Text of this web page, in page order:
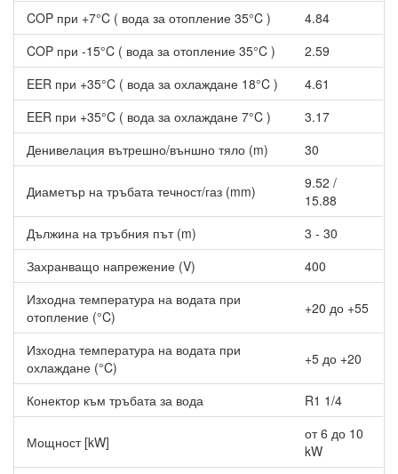
енергоизточник - въздуха, за отопление и климатизация на
дома, както и за производство на гореща вода за бита. Тази
термопомпа е много по-гъвкава и ценово ефективна
алтернатива на класическия котел на изкопаеми горива.
Възможна е адаптация към съществуващи инсталации
допълнителен бойлер или нови - подово отопление,
радиатори или вентилаторни отоплителни уреди. Идеален
заместител на старите котли на газ и твърдо гориво.
Висока ефективност- енергиен клас A++ в режим на
отопление (при 35°C на изходящата вода и външна
температура +7°C) и клас А++ при загряване на топла вода
(до 55°C).
Други характеристики на Термопомпа Panasonic Aquarea
WH-SDC0709J3E5/WH-UD07JE5, 7 kW, отопление,
охлаждане и БГВ
Тиха и спокойна среда - настройка за допълнително
Гореща вода с температура до 55°C - наличие на топла
вода по всяко време.
Вътрешните тела са по избор на потребителя - подово
отопление, радиатори, вентилаторни конвектори.
COP при +7°C ( вода за отопление 35°C )
4.84
COP при -15°C ( вода за отопление 35°C )
2.59
EER при +35°C ( вода за охлаждане 18°C )
4.61
EER при +35°C ( вода за охлаждане 7°C )
3.17
Денивелация вътрешно/външно тяло (m)
30
Диаметър на тръбата течност/газ (mm)
9.52 /
15.88
Дължина на тръбния път (m)
3 - 30
Захранващо напрежение (V)
400
Изходна температура на водата при
отопление (°C)
+20 до +55
Изходна температура на водата при
охлаждане (°C)
+5 до +20
Конектор към тръбата за вода R1 1/4
Мощност [kW]
от 6 до 10
kW